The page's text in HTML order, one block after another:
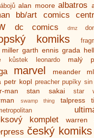
alan moore albatros
bb/art comics
dc comics dmz
komiks
garth ennis grada
kůstek leonardo malý
marvel meander
petr kopl preacher pupíky
man stan sakai star
swamp thing talpress
komplet
warren
český komiks